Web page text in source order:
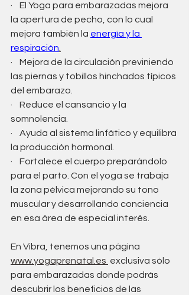
·    El Yoga para embarazadas mejora
la apertura de pecho, con lo cual
mejora también la energía y la
respiración
·    Mejora de la circulación previniendo
las piernas y tobillos hinchados típicos
del embarazo.
·    Reduce el cansancio y la
somnolencia.
·    Ayuda al sistema linfático y equilibra
la producción hormonal.
·    Fortalece el cuerpo preparándolo
para el parto. Con el yoga se trabaja
la zona pélvica mejorando su tono
muscular y desarrollando conciencia
en esa área de especial interés.
En Vibra, tenemos una página
www.yogaprenatal.es exclusiva sólo
para embarazadas donde podrás
descubrir los beneficios de las